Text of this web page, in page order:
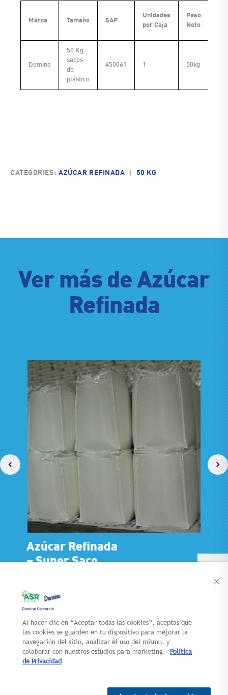
Marca Tamaño SAP
Unidades
por Caja
Peso
Neto
Domino
50 Kg
sacos
de
plástico
450061 1 50kg
CATEGORIES: AZÚCAR REFINADA 50 KG
Ver más de Azúcar
Refinada
Azúcar Refinada
–Super Saco
CONTACTO
NUEVOS
LANZAMIENTOS
AUTOSERVICIO
MAPA DEL SITIO AVISO LEGAL POLÍTICA
Al hacer clic en “Aceptar todas las cookies”, aceptas que
las cookies se guarden en tu dispositivo para mejorar la
navegación del sitio, analizar el uso del mismo, y
colaborar con nuestros estudios para marketing.
Política
de Privacidad